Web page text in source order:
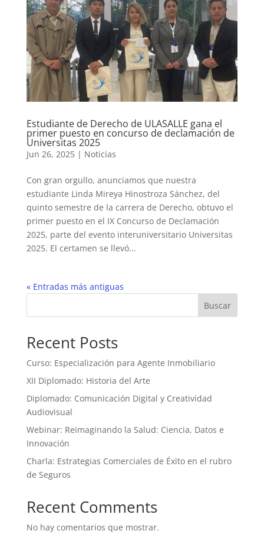
Estudiante de Derecho de ULASALLE gana el
primer puesto en concurso de declamación de
Universitas 2025
Jun 26, 2025| Noticias
Con gran orgullo, anunciamos que nuestra
estudiante Linda Mireya Hinostroza Sánchez, del
quinto semestre de la carrera de Derecho, obtuvo el
primer puesto en el IX Concurso de Declamación
2025, parte del evento interuniversitario Universitas
2025. El certamen se llevó...
« Entradas más antiguas
Buscar
Recent Posts
Curso: Especialización para Agente Inmobiliario
XII Diplomado: Historia del Arte
Diplomado: Comunicación Digital y Creatividad
Audiovisual
Webinar: Reimaginando la Salud: Ciencia, Datos e
Innovación
Charla: Estrategias Comerciales de Éxito en el rubro
de Seguros
Recent Comments
No hay comentarios que mostrar.